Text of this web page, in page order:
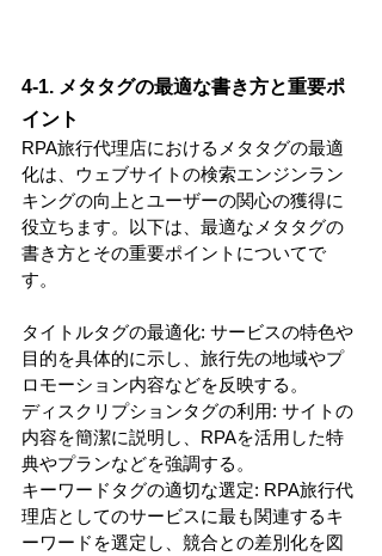
4-1. メタタグの最適な書き方と重要ポ
イント
RPA旅行代理店におけるメタタグの最適
化は、ウェブサイトの検索エンジンラン
キングの向上とユーザーの関心の獲得に
役立ちます。以下は、最適なメタタグの
書き方とその重要ポイントについてで
す。
タイトルタグの最適化: サービスの特色や
目的を具体的に示し、旅行先の地域やプ
ロモーション内容などを反映する。
ディスクリプションタグの利用: サイトの
内容を簡潔に説明し、RPAを活用した特
典やプランなどを強調する。
キーワードタグの適切な選定: RPA旅行代
理店としてのサービスに最も関連するキ
ーワードを選定し、競合との差別化を図